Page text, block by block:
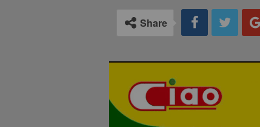
Share